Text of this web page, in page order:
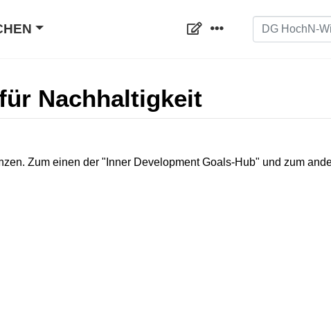
Nachhaltigkeit
Zum einen der "Inner Development Goals-Hub" und zum